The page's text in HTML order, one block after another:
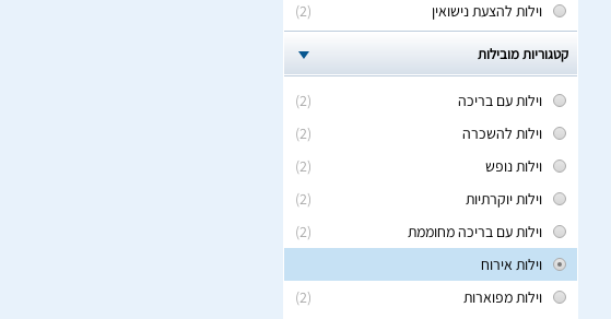
(2)
וילות להצעת נישואין
קטגוריות מובילות
(2)
וילות עם בריכה
(2)
וילות להשכרה
(2)
וילות נופש
(2)
וילות יוקרתיות
(2)
וילות עם בריכה מחוממת
וילות אירוח
(2)
וילות מפוארות